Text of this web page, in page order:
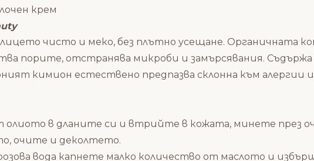
крем
чисто и меко, без плътно усещане. Органичната
порите, отстранява микроби и замърсявания.
кимион естествено предпазва склонна към алергии и
олиото в дланите си и втрийте в кожата, минете
очите и деколтето.
вода капнете малко количество от маслото и